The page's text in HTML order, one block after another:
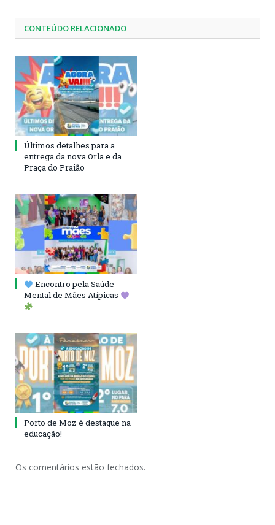
CONTEÚDO RELACIONADO
Últimos detalhes para a
entrega da nova Orla e da
Praça do Praião
Encontro pela Saúde
Mental de Mães Atípicas
Porto de Moz é destaque na
educação!
Os comentários estão fechados.